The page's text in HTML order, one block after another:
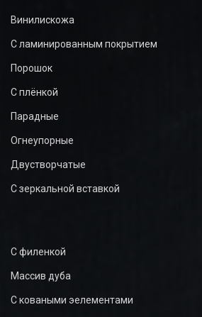
Винилискожа
С ламинированным покрытием
Порошок
С плёнкой
Парадные
Огнеупорные
Двустворчатые
С зеркальной вставкой
С филенкой
Массив дуба
С коваными эелементами